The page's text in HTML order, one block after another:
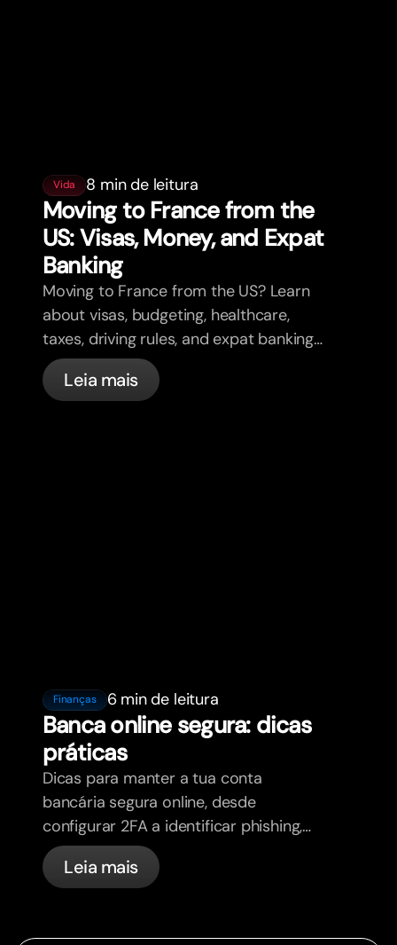
Vida 8 min de leitura
Moving to France from the
US: Visas, Money, and Expat
Banking
Moving to France from the US? Learn
about visas, budgeting, healthcare,
taxes, driving rules, and expat banking
in France with bunq.
Leia mais
Finanças 6 min de leitura
Banca online segura: dicas
práticas
Dicas para manter a tua conta
bancária segura online, desde
configurar 2FA a identificar phishing,
controlar os teus cartões e saber o
que a bunq trata automaticamente.
Leia mais